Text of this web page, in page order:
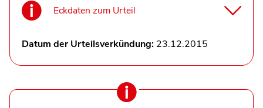
Eckdaten zum Urteil
Datum der Urteilsverkündung: 23.12.2015